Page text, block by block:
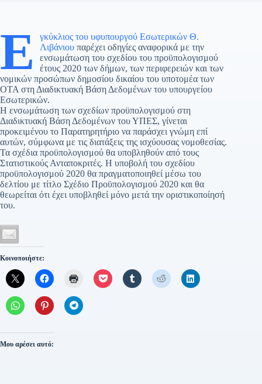
Ε
γκύκλιος του υφυπουργού Εσωτερικών Θ.
Λιβάνιουπαρέχει οδηγίες αναφορικά με την
ενσωμάτωση του σχεδίου του προϋπολογισμού
έτους 2020 των δήμων, των περιφερειών και των
νομικών προσώπων δημοσίου δικαίου του υποτομέα των
ΟΤΑ στη Διαδικτυακή Βάση Δεδομένων του υπουργείου
Εσωτερικών.
Η ενσωμάτωση των σχεδίων προϋπολογισμού στη
Διαδικτυακή Βάση Δεδομένων του ΥΠΕΣ, γίνεται
προκειμένου το Παρατηρητήριο να παράσχει γνώμη επί
αυτών, σύμφωνα με τις διατάξεις της ισχύουσας νομοθεσίας.
Τα σχέδια προϋπολογισμού θα υποβληθούν από τους
Στατιστικούς Ανταποκριτές. Η υποβολή του σχεδίου
προϋπολογισμού 2020 θα πραγματοποιηθεί μέσω του
δελτίου με τίτλο Σχέδιο Προϋπολογισμού 2020 και θα
θεωρείται ότι έχει υποβληθεί μόνο μετά την οριστικοποίησή
του.
Κοινοποιήστε:
Μου αρέσει αυτό: